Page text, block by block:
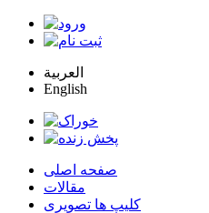
العربية
English
صفحه اصلی
مقالات
کلیپ ها تصویری